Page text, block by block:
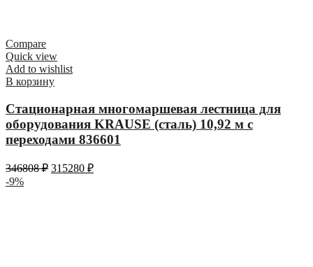
Compare
Quick view
Add to wishlist
В корзину
Стационарная многомаршевая лестница для
оборудования KRAUSE (сталь) 10,92 м с
переходами 836601
346808₽ 315280 ₽
-9%